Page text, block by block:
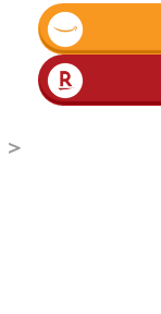
＞